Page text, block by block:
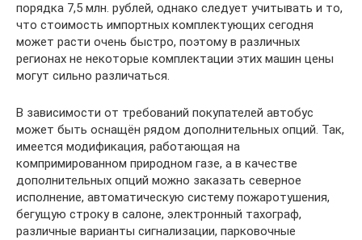
порядка 7,5 млн. рублей, однако следует учитывать и то,
что стоимость импортных комплектующих сегодня
может расти очень быстро, поэтому в различных
регионах не некоторые комплектации этих машин цены
могут сильно различаться.
В зависимости от требований покупателей автобус
может быть оснащён рядом дополнительных опций. Так,
имеется модификация, работающая на
компримированном природном газе, а в качестве
дополнительных опций можно заказать северное
исполнение, автоматическую систему пожаротушения,
бегущую строку в салоне, электронный тахограф,
различные варианты сигнализации, парковочные